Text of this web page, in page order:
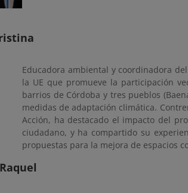
Educadora ambiental y coordinadora
la UE que promueve la participación
barrios de Córdoba y tres pueblos
medidas de adaptación climática.
Acción, ha destacado el impacto del
ciudadano, y ha compartido su
propuestas para la mejora de espacios